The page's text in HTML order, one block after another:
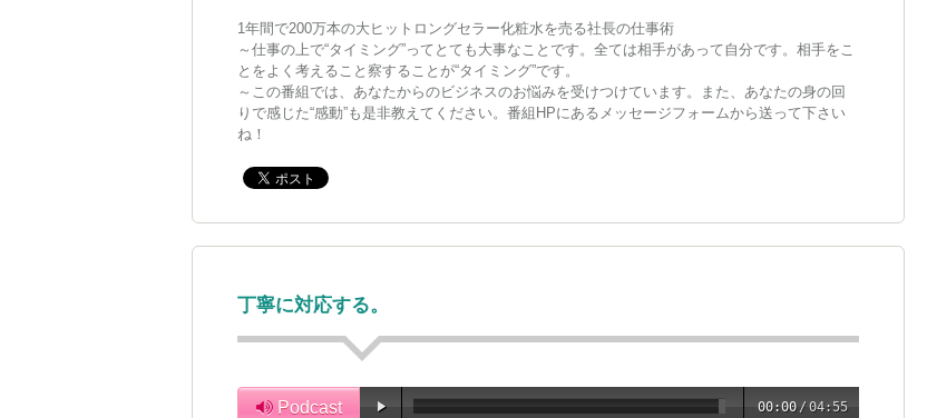
1年間で200万本の大ヒットロングセラー化粧水を売る社長の仕事術
～仕事の上で“タイミング”ってとても大事なことです。全ては相手があって自分です。相手をこ
とをよく考えること察することが“タイミング”です。
～この番組では、あなたからのビジネスのお悩みを受けつけています。また、あなたの身の回
りで感じた“感動”も是非教えてください。番組HPにあるメッセージフォームから送って下さい
ね！
丁寧に対応する。
Podcast 00:00 /04:55